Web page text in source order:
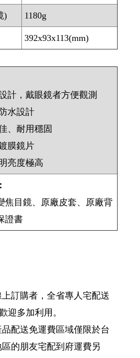
) 1180g
392x93x113(mm)
計，戴眼鏡者方便觀測
水設計
、耐用穩固
膜鏡片
亮度極高
焦目鏡、原廠皮套、原廠背
證書
訂購者，全省專人宅配送
迎多加利用。
配送免運費區域僅限於台
的朋友宅配到府運費另